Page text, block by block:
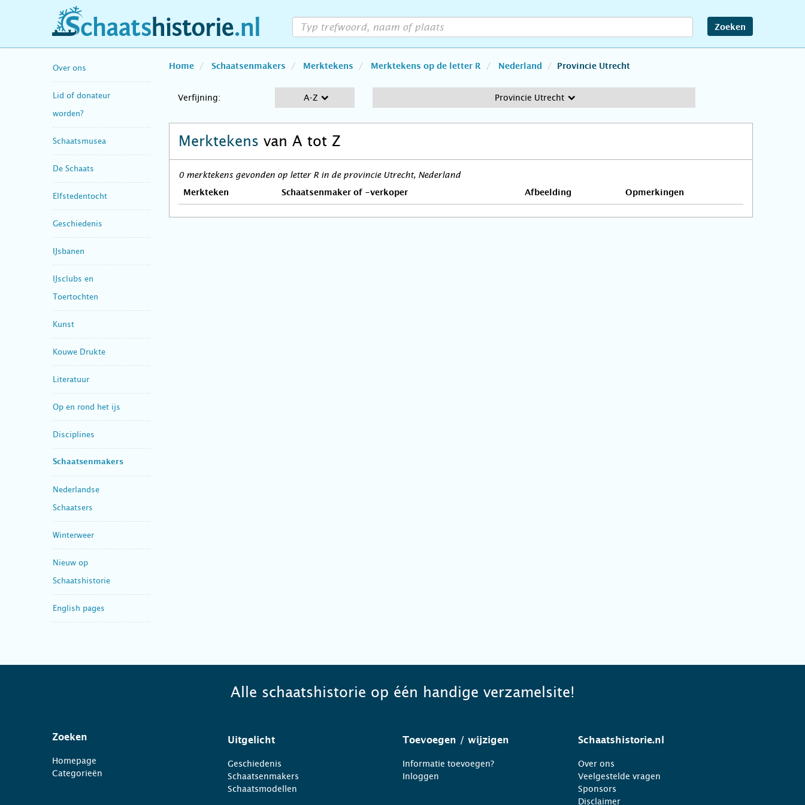
schaatshistorie.nl Zoeken
Over ons
Lid of donateur
worden?
Schaatsmusea
De Schaats
Elfstedentocht
Geschiedenis
IJsbanen
IJsclubs en
Toertochten
Kunst
Kouwe Drukte
Literatuur
Op en rond het ijs
Disciplines
Schaatsenmakers
Nederlandse
Schaatsers
Winterweer
Nieuw op
Schaatshistorie
English pages
Home Schaatsenmakers Merktekens Merktekens op de letter R Nederland Provincie Utrecht
Verfijning: A-Z Provincie Utrecht
Merktekens van A tot Z
0 merktekens gevonden op letter R in de provincie Utrecht, Nederland
Merkteken Schaatsenmaker of -verkoper Afbeelding Opmerkingen
Alle schaatshistorie op één handige verzamelsite!
Zoeken
Homepage
Categorieën
Uitgelicht
Geschiedenis
Schaatsenmakers
Schaatsmodellen
Toevoegen / wijzigen
Informatie toevoegen?
Inloggen
Schaatshistorie.nl
Over ons
Veelgestelde vragen
Sponsors
Disclaimer